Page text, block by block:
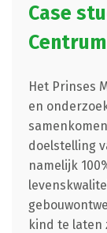
Case
Centrum
Het Prinses
en
doelstelling
namelijk
kind te laten